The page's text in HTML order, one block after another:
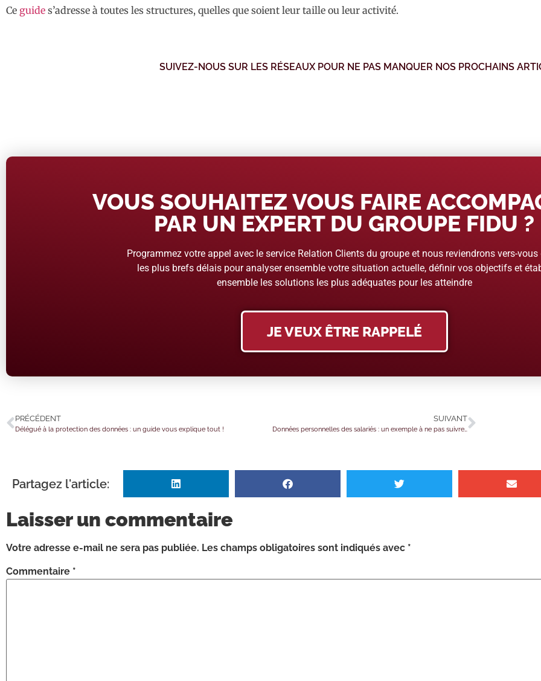
Ce guide s’adresse à toutes les structures, quelles que soient leur taille ou leur activité.
SUIVEZ-NOUS SUR LES RÉSEAUX POUR NE PAS MANQUER NOS PROCHAINS
VOUS SOUHAITEZ VOUS FAIRE
PAR UN EXPERT DU GROUPE FIDU ?
Programmez votre appel avec le service Relation Clients du groupe et nous reviendrons vers-vous
les plus brefs délais pour analyser ensemble votre situation actuelle, définir vos objectifs et
ensemble les solutions les plus adéquates pour les atteindre
JE VEUX ÊTRE RAPPELÉ
PRÉCÉDENT
Délégué à la protection des données : un guide vous explique tout !
SUIVANT
Données personnelles des salariés : un exemple à ne pas suivre…
Partagez l'article:
Laisser un commentaire
Votre adresse e-mail ne sera pas publiée. Les champs obligatoires sont indiqués avec *
Commentaire *